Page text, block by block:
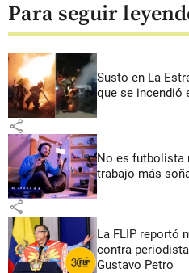
Para seguir
Susto en La
que se incendió
share
No es futbolista
trabajo más
share
La FLIP reportó
contra
Gustavo Petro